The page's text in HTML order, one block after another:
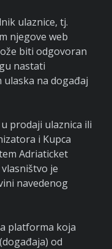
ulaznice, tj.
njegove web
biti odgovoran
nastati
na događaj
prodaji ulaznica ili
i Kupca
Adriaticket
je
navedenog
platforma koja
od